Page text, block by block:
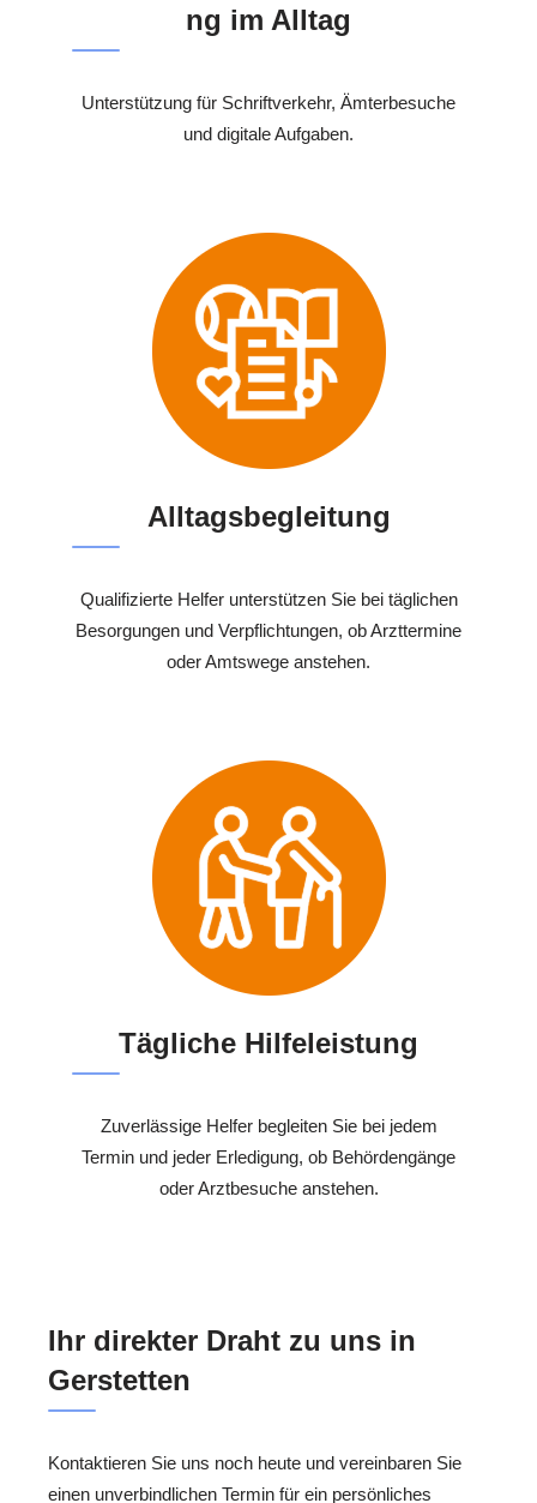
ng im Alltag
Unterstützung für Schriftverkehr, Ämterbesuche
und digitale Aufgaben.
Alltagsbegleitung
Qualifizierte Helfer unterstützen Sie bei täglichen
Besorgungen und Verpflichtungen, ob Arzttermine
oder Amtswege anstehen.
Tägliche Hilfeleistung
Zuverlässige Helfer begleiten Sie bei jedem
Termin und jeder Erledigung, ob Behördengänge
oder Arztbesuche anstehen.
Ihr direkter Draht zu uns in
Gerstetten
Kontaktieren Sie uns noch heute und vereinbaren Sie
einen unverbindlichen Termin für ein persönliches